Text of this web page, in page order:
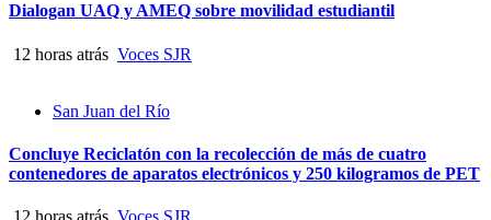
Dialogan UAQ y AMEQ sobre movilidad estudiantil
12 horas atrás Voces SJR
San Juan del Río
Concluye Reciclatón con la recolección de más de cuatro
contenedores de aparatos electrónicos y 250 kilogramos de PET